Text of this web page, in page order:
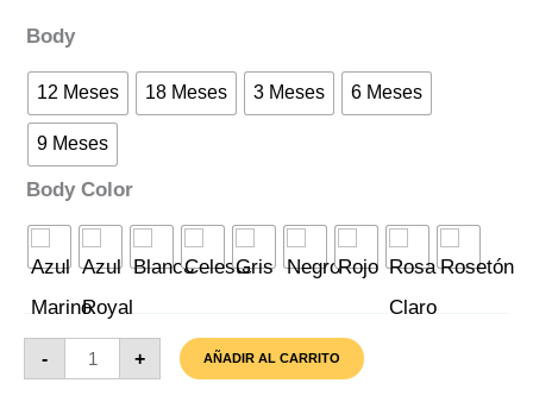
Body
12 Meses 18 Meses 3 Meses 6 Meses
9 Meses
Body Color
-
Body
Fútbol
+ AÑADIR AL CARRITO